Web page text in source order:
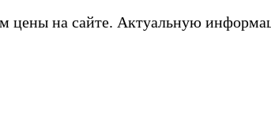
на сайте. Актуальную